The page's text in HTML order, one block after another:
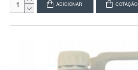
ADICIONAR COTAÇÃO